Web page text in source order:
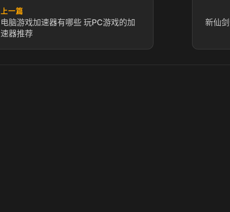
上一篇
电脑游戏加速器有哪些 玩PC游戏的加
速器推荐
新仙